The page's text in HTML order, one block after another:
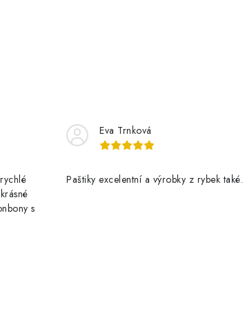
s
Eva Trnková
Paštiky excelentní a výrobky z rybek také.